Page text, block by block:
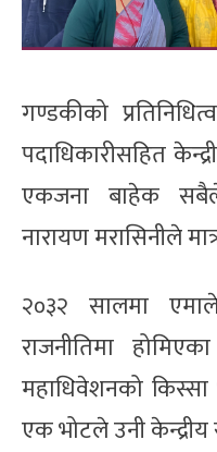
गण्डकीको
पदाधिकारीसहित
एकजना बाहेक
नारायण मरासिनीले
२०३२ सालमा
राजनीतिमा
महाधिवेशनको
एक भोटले उनी